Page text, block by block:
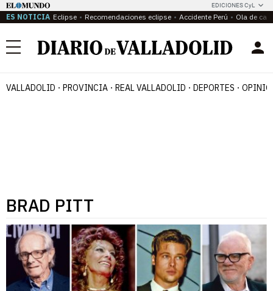
EDICIONES CyL
ES NOTICIA Eclipse Recomendaciones eclipse Accidente Perú Ola de
Menú
VALLADOLID PROVINCIA REAL VALLADOLID DEPORTES
BRAD PITT